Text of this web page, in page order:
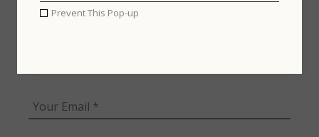
Prevent This Pop-up